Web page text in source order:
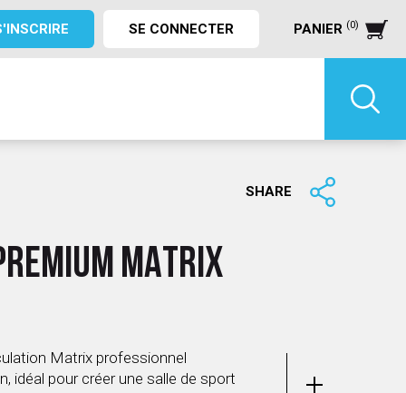
SE CONNECTER PANIER (0)
SHARE
MATRIX
Matrix professionnel
idéal pour créer une salle de sport